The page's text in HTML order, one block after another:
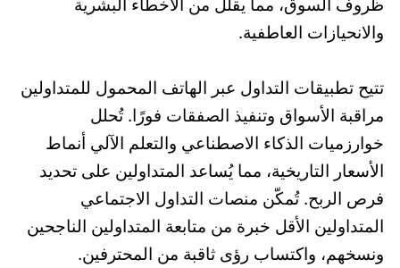
ظروف السوق، مما يقلل من الأخطاء البشرية
والانحيازات العاطفية.
تتيح تطبيقات التداول عبر الهاتف المحمول للمتداولين
مراقبة الأسواق وتنفيذ الصفقات فورًا. تُحلل
خوارزميات الذكاء الاصطناعي والتعلم الآلي أنماط
الأسعار التاريخية، مما يُساعد المتداولين على تحديد
فرص الربح. تُمكّن منصات التداول الاجتماعي
المتداولين الأقل خبرة من متابعة المتداولين الناجحين
ونسخهم، واكتساب رؤى ثاقبة من المحترفين.